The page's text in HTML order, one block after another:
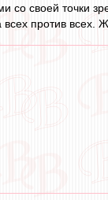
своей точки
против всех.